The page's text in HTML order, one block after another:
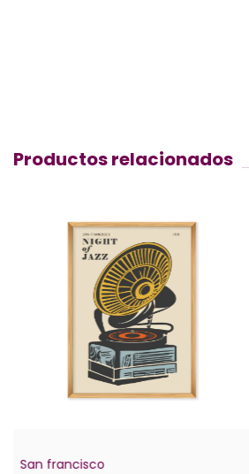
Productos relacionados
San francisco